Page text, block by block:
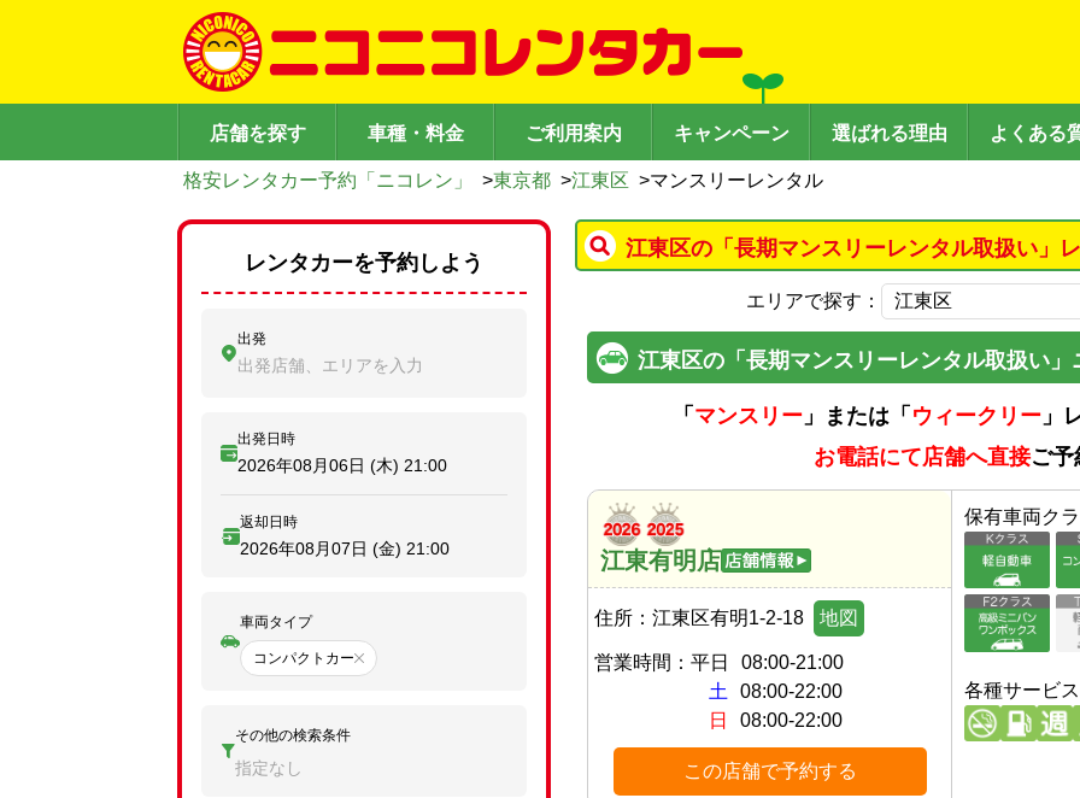
店舗を探す 車種・料金 ご利用案内 キャンペーン 選ばれる理由 よくある
格安レンタカー予約「ニコレン」 >東京都 >江東区 >マンスリーレンタル
江東区の「長期マンスリーレンタル取扱い」
エリアで探す：
江東区の「長期マンスリーレンタル取扱い
「 マンスリー 」または「 ウィークリー 」
お電話にて店舗へ直接ご予
江東有明店
住所： 江東区有明1-2-18 地図
営業時間： 平日
08:00-21:00
土
08:00-22:00
日
08:00-22:00
この店舗で予約する
保有車両ク
各種サービス
レンタカーを予約しよう
出発
出発店舗、エリアを入力
出発日時
2026年08月06日 (木) 21:00
返却日時
2026年08月07日 (金) 21:00
車両タイプ
コンパクトカー
その他の検索条件
指定なし